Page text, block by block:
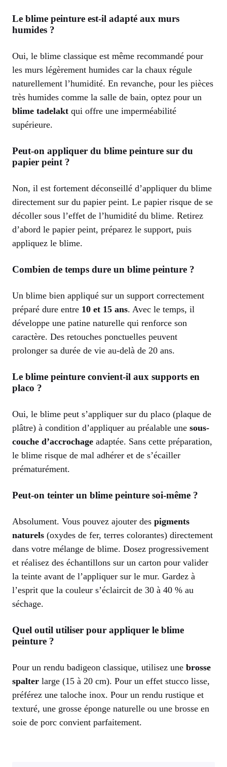
Le blime peinture est-il adapté aux murs
humides ?
Oui, le blime classique est même recommandé pour
les murs légèrement humides car la chaux régule
naturellement l’humidité. En revanche, pour les pièces
très humides comme la salle de bain, optez pour un
blime tadelakt qui offre une imperméabilité
supérieure.
Peut-on appliquer du blime peinture sur du
papier peint ?
Non, il est fortement déconseillé d’appliquer du blime
directement sur du papier peint. Le papier risque de se
décoller sous l’effet de l’humidité du blime. Retirez
d’abord le papier peint, préparez le support, puis
appliquez le blime.
Combien de temps dure un blime peinture ?
Un blime bien appliqué sur un support correctement
préparé dure entre 10 et 15 ans. Avec le temps, il
développe une patine naturelle qui renforce son
caractère. Des retouches ponctuelles peuvent
prolonger sa durée de vie au-delà de 20 ans.
Le blime peinture convient-il aux supports en
placo ?
Oui, le blime peut s’appliquer sur du placo (plaque de
plâtre) à condition d’appliquer au préalable une sous-
couche d’accrochage adaptée. Sans cette préparation,
le blime risque de mal adhérer et de s’écailler
prématurément.
Peut-on teinter un blime peinture soi-même ?
Absolument. Vous pouvez ajouter des pigments
naturels (oxydes de fer, terres colorantes) directement
dans votre mélange de blime. Dosez progressivement
et réalisez des échantillons sur un carton pour valider
la teinte avant de l’appliquer sur le mur. Gardez à
l’esprit que la couleur s’éclaircit de 30 à 40 % au
séchage.
Quel outil utiliser pour appliquer le blime
peinture ?
Pour un rendu badigeon classique, utilisez une brosse
spalter large (15 à 20 cm). Pour un effet stucco lisse,
préférez une taloche inox. Pour un rendu rustique et
texturé, une grosse éponge naturelle ou une brosse en
soie de porc convient parfaitement.